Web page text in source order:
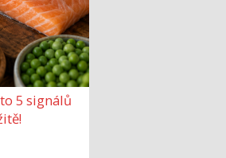
5 signálů